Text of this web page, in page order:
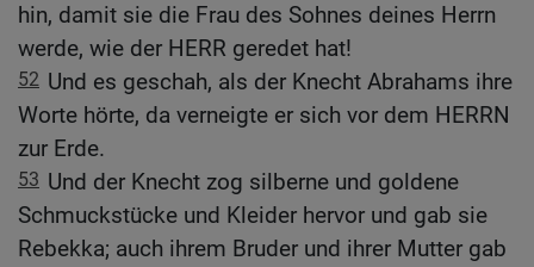
hin, damit sie die Frau des Sohnes deines Herrn
werde, wie der HERR geredet hat!
52 Und es geschah, als der Knecht Abrahams ihre
Worte hörte, da verneigte er sich vor dem HERRN
zur Erde.
53 Und der Knecht zog silberne und goldene
Schmuckstücke und Kleider hervor und gab sie
Rebekka; auch ihrem Bruder und ihrer Mutter gab